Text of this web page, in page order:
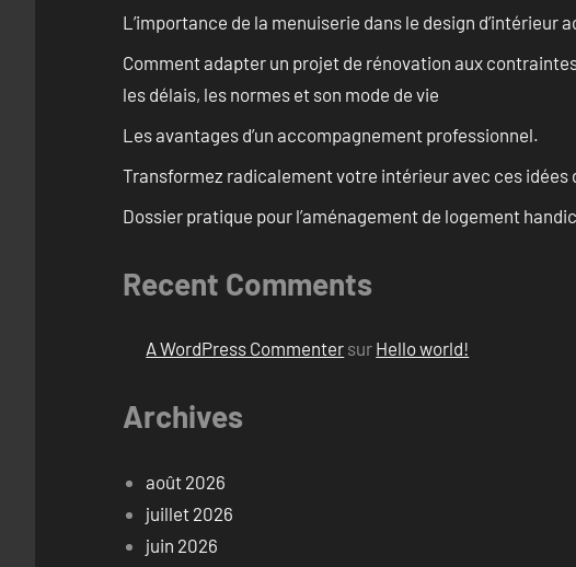
L’importance de la menuiserie dans le design d’intérieur
Comment adapter un projet de rénovation aux
les délais, les normes et son mode de vie
Les avantages d’un accompagnement professionnel.
Transformez radicalement votre intérieur avec ces idées
Dossier pratique pour l’aménagement de logement
Recent Comments
A WordPress Commenter sur Hello world!
Archives
août 2026
juillet 2026
juin 2026